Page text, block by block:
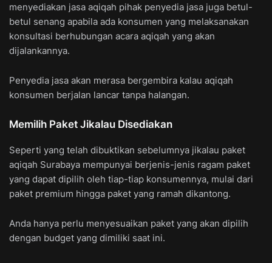
menyediakan jasa aqiqah pihak penyedia jasa juga betul-
betul senang apabila ada konsumen yang melaksanakan
konsultasi berhubungan acara aqiqah yang akan
dijalankannya.
Penyedia jasa akan merasa bergembira kalau aqiqah
konsumen berjalan lancar tanpa halangan.
Memilih Paket Jikalau Disediakan
Seperti yang telah dibuktikan sebelumnya jikalau paket
aqiqah Surabaya mempunyai berjenis-jenis ragam paket
yang dapat dipilih oleh tiap-tiap konsumennya, mulai dari
paket premium hingga paket yang ramah dikantong.
Anda hanya perlu menyesuaikan paket yang akan dipilih
dengan budget yang dimiliki saat ini.